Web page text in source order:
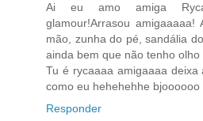
Ai eu amo amiga
glamour!Arrasou
mão, zunha do pé, sandália
ainda bem que não tenho
Tu é rycaaaa amigaaaa
como eu hehehehhe bjoooooo
Responder